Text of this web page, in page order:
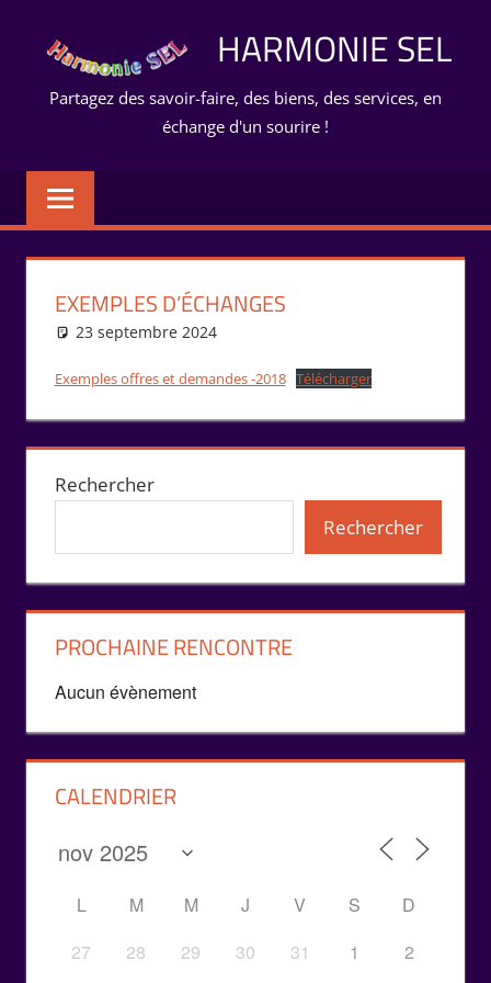
HARMONIE SEL
Partagez des savoir-faire, des biens, des services, en
échange d'un sourire !
EXEMPLES D’ÉCHANGES
23 septembre 2024
Exemples offres et demandes -2018 Télécharger
Rechercher
Rechercher
PROCHAINE RENCONTRE
Aucun évènement
CALENDRIER
L M M J V S
D
27
28 29 30 31 1 2